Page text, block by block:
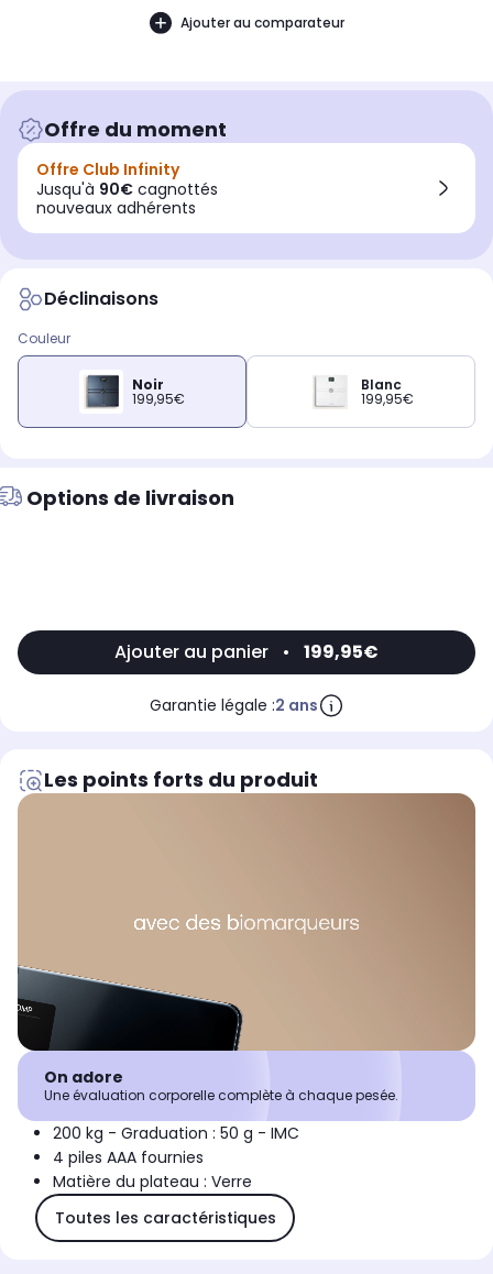
Ajouter au comparateur
Offre du moment
Offre Club Infinity
Jusqu'à 90€ cagnottés
nouveaux adhérents
Déclinaisons
Couleur
Noir
199,95€
Blanc
199,95€
Options de livraison
Ajouter au panier • 199,95€
Garantie légale :2 ans
Les points forts du produit
On adore
Une évaluation corporelle complète à chaque pesée.
200 kg - Graduation : 50 g - IMC
4 piles AAA fournies
Matière du plateau : Verre
Toutes les caractéristiques